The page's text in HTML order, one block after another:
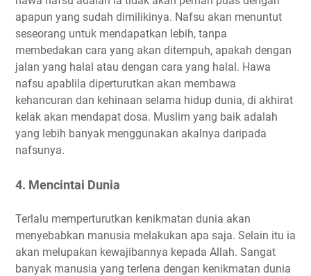
apapun yang sudah dimilikinya. Nafsu akan menuntut
seseorang untuk mendapatkan lebih, tanpa
membedakan cara yang akan ditempuh, apakah dengan
jalan yang halal atau dengan cara yang halal. Hawa
nafsu apablila diperturutkan akan membawa
kehancuran dan kehinaan selama hidup dunia, di akhirat
kelak akan mendapat dosa. Muslim yang baik adalah
yang lebih banyak menggunakan akalnya daripada
nafsunya.
4. Mencintai Dunia
Terlalu memperturutkan kenikmatan dunia akan
menyebabkan manusia melakukan apa saja. Selain itu ia
akan melupakan kewajibannya kepada Allah. Sangat
banyak manusia yang terlena dengan kenikmatan dunia